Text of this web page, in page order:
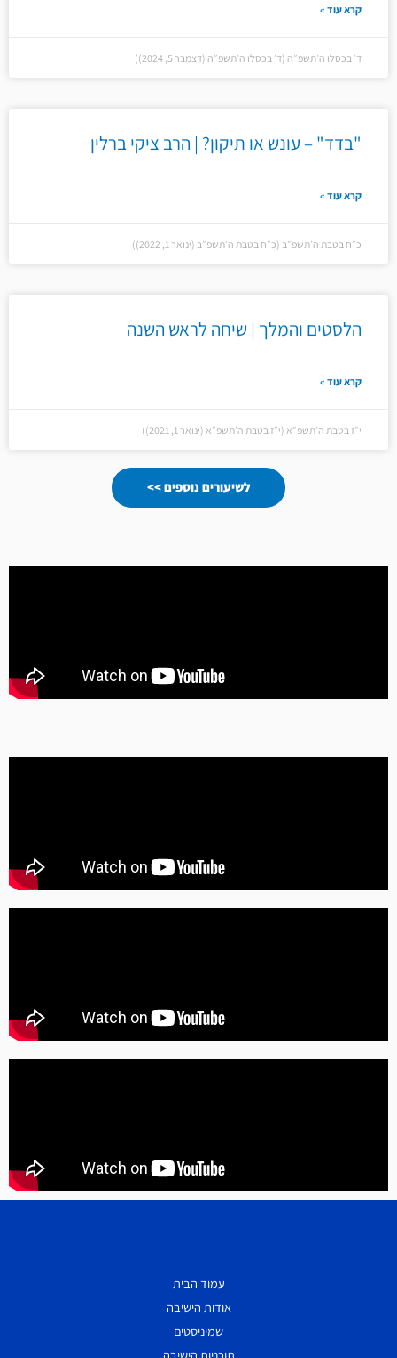
קרא עוד »
ד׳ בכסלו ה׳תשפ״ה (ד׳ בכסלו ה׳תשפ״ה (דצמבר 5, 2024))
"בדד" – עונש או תיקון? | הרב ציקי ברלין
קרא עוד »
כ״ח בטבת ה׳תשפ״ב (כ״ח בטבת ה׳תשפ״ב (ינואר 1, 2022))
הלסטים והמלך | שיחה לראש השנה
קרא עוד »
י״ז בטבת ה׳תשפ״א (י״ז בטבת ה׳תשפ״א (ינואר 1, 2021))
לשיעורים נוספים >>
עמוד הבית
אודות הישיבה
שמיניסטים